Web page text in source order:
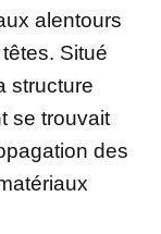
alentours
Situé
structure
se trouvait
des